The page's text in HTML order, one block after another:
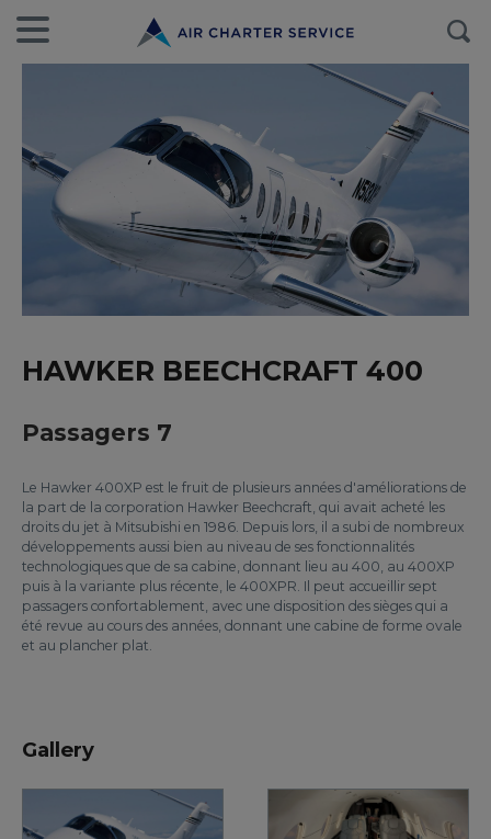
HAWKER BEECHCRAFT 400
Passagers 7
Le Hawker 400XP est le fruit de plusieurs années d'améliorations de
la part de la corporation Hawker Beechcraft, qui avait acheté les
droits du jet à Mitsubishi en 1986. Depuis lors, il a subi de nombreux
développements aussi bien au niveau de ses fonctionnalités
technologiques que de sa cabine, donnant lieu au 400, au 400XP
puis à la variante plus récente, le 400XPR. Il peut accueillir sept
passagers confortablement, avec une disposition des sièges qui a
été revue au cours des années, donnant une cabine de forme ovale
et au plancher plat.
Gallery